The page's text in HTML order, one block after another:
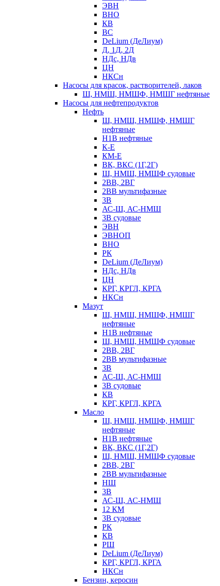
ЭВН
ВНО
КВ
ВС
DeLium (ДеЛиум)
Д, 1Д, 2Д
НДс, НДв
ЦН
НКСн
Насосы для красок, растворителей, лаков
Ш, НМШ, НМШФ, НМШГ нефтяные
Насосы для нефтепродуктов
Нефть
Ш, НМШ, НМШФ, НМШГ
нефтяные
Н1В нефтяные
К-Е
КМ-Е
ВК, ВКС (1Г,2Г)
Ш, НМШ, НМШФ судовые
2ВВ, 2ВГ
2ВВ мультифазные
3В
АС-Ш, АС-НМШ
3В судовые
ЭВН
ЭВНОП
ВНО
РК
DeLium (ДеЛиум)
НДс, НДв
ЦН
КРГ, КРГЛ, КРГА
НКСн
Мазут
Ш, НМШ, НМШФ, НМШГ
нефтяные
Н1В нефтяные
Ш, НМШ, НМШФ судовые
2ВВ, 2ВГ
2ВВ мультифазные
3В
АС-Ш, АС-НМШ
3В судовые
КВ
КРГ, КРГЛ, КРГА
Масло
Ш, НМШ, НМШФ, НМШГ
нефтяные
Н1В нефтяные
ВК, ВКС (1Г,2Г)
Ш, НМШ, НМШФ судовые
2ВВ, 2ВГ
2ВВ мультифазные
НШ
3В
АС-Ш, АС-НМШ
12 КМ
3В судовые
РК
КВ
РШ
DeLium (ДеЛиум)
КРГ, КРГЛ, КРГА
НКСн
Бензин, керосин